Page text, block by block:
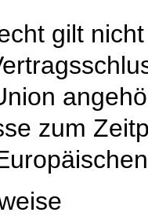
gilt
zum